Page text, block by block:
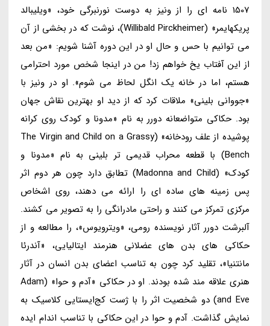
1507 نامه ای را از ونیز به دوست نورنبرگی خود، «ویلیبالد
پریکهایمر» (Willibald Pirckheimer)، نوشت که در بخشی از آن
می توانیم با حس و حال او در این دوره آشنا شویم: «من بعد
از این آفتاب یخ خواهم زد! من در اینجا شخص مورد احترامی
هستم، اما در خانه یک انگل لحاظ می شوم». او در ونیز با
«جووانی بلینی» ملاقات کرد که از دید او بهترین نقاش جهان
بود. حکاکی متواضعانه دورر به نام «مدونا و کودک روی کرانه
پوشیده از علف رودخانه» (The Virgin and Child on a Grassy
Bench) با قطعه محراب قدیمی تر بلینی به نام «مدونا و
کودک» (Madonna and Child) تطابق دارد چون هر دوم اثر
پس زمینه های ساده ای را ارائه می دهند، روی اشخاص
مرکزی تمرکز می کنند و راحتی مادرانگی را به تصویر می کشند.
آلبرشت دورر آثار نویسنده رومی، «ویترویوس»، را مطالعه و از
حکاکی های بدن های عضلانی هنرمند ایتالیایی، «آندرئا
مانتنیا»، تقلید کرد چون به تناسب اعضای بدن انسان در آثار
هنری علاقه مند شده بودند. او در حکاکی «آدم و حوا» (Adam
and Eve) دو شخصیت اثر را با ژست کج‌ایستایی کلاسیک به
نمایش گذاشت. آدم و حوا در این حکاکی با تناسب اندام ایده